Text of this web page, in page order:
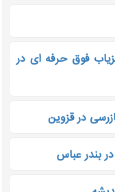
فوق حرفه ای در
در قزوین
بندر عباس